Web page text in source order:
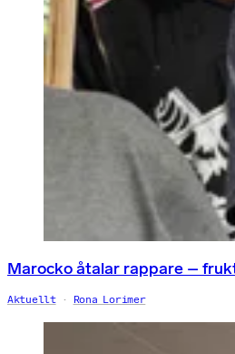
Marocko åtalar rappare –
Aktuellt Rona Lorimer